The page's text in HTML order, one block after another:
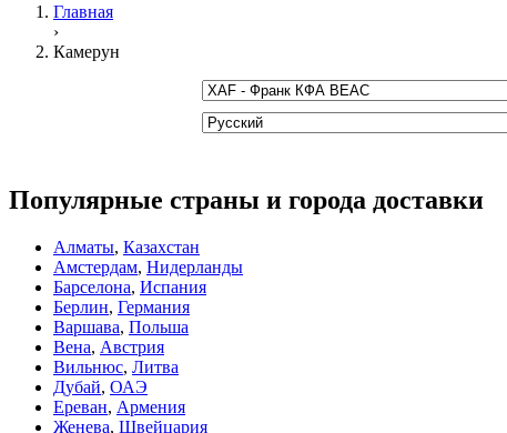
Главная
›
Камерун
Популярные страны и города доставки
Алматы, Казахстан
Амстердам, Нидерланды
Барселона, Испания
Берлин, Германия
Варшава, Польша
Вена, Австрия
Вильнюс, Литва
Дубай, ОАЭ
Ереван, Армения
Женева, Швейцария